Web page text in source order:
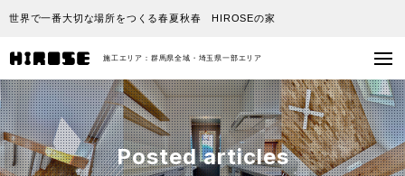
世界で一番大切な場所をつくる春夏秋春 HIROSEの家
施工エリア：群馬県全域・埼玉県一部エリア
Posted articles